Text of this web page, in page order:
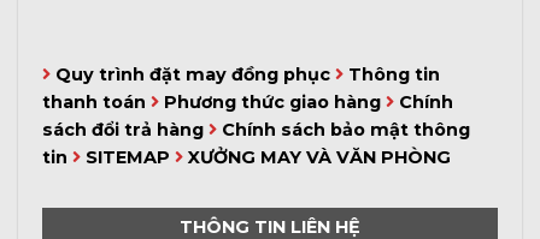
Quy trình đặt may đồng phục
Thông tin
thanh toán
Phương thức giao hàng
Chính
sách đổi trả hàng
Chính sách bảo mật thông
tin
SITEMAP XƯỞNG MAY VÀ VĂN PHÒNG
THÔNG TIN LIÊN HỆ